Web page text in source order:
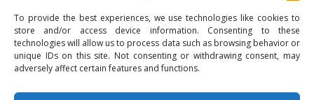
To provide the best experiences, we use technologies like cookies to
store and/or access device information. Consenting to these
technologies will allow us to process data such as browsing behavior or
unique IDs on this site. Not consenting or withdrawing consent, may
adversely affect certain features and functions.
Politique de confidentialité
Cookie Policy (EU)